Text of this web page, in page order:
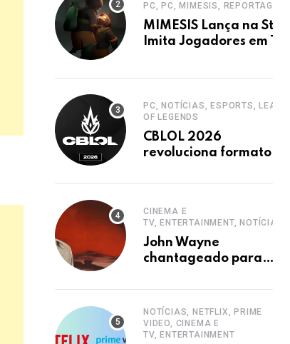
PC, PC, MIMESIS,
MIMESIS Lança na
Imita Jogadores em
PC, NOTÍCIAS, ESPORTS,
OF LEGENDS
CBLOL 2026
revoluciona formato
retorno de tinowns
CINEMA E
TV, ENTERTAINMENT, NOTÍCIAS
John Wayne
chantageado para
clássico de John Ford
NOTÍCIAS, NETFLIX, PRIME
VIDEO, CINEMA E
TV, ENTERTAINMENT